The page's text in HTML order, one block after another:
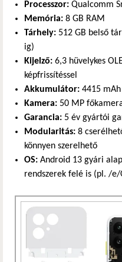
Processzor: Qualcomm
Memória: 8 GB RAM
Tárhely: 512 GB belső
ig)
Kijelző: 6,3 hüvelykes
képfrissítéssel
Akkumulátor: 4415
Kamera: 50 MP
Garancia: 5 év gyártói
Modularitás: 8
könnyen szerelhető
OS: Android 13 gyári
rendszerek felé is (pl. /e/